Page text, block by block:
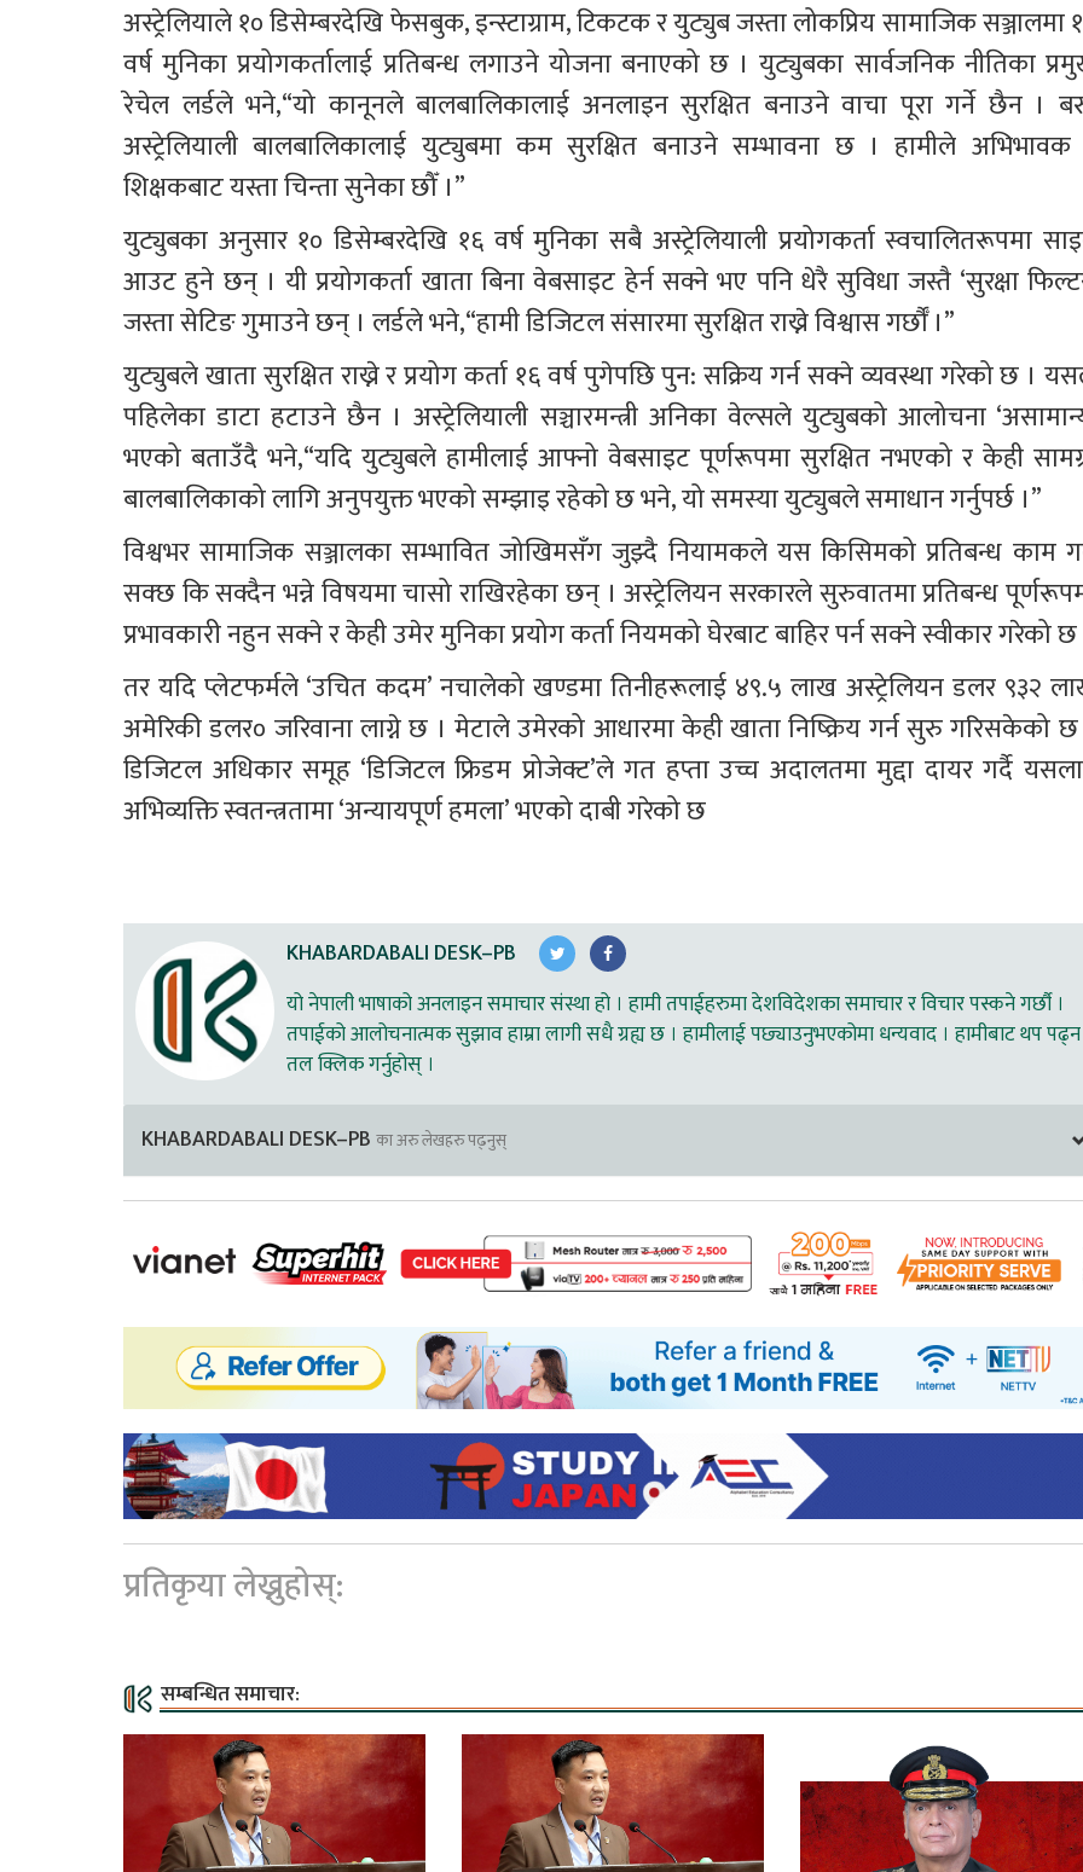
अस्ट्रेलियाले १० डिसेम्बरदेखि फेसबुक, इन्स्टाग्राम, टिकटक र युट्युब जस्ता लोकप्रिय सामाजिक सञ्जालमा
वर्ष मुनिका प्रयोगकर्तालाई प्रतिबन्ध लगाउने योजना बनाएको छ । युट्युबका सार्वजनिक नीतिका
रेचेल लर्डले भने,“यो कानूनले बालबालिकालाई अनलाइन सुरक्षित बनाउने वाचा पूरा गर्ने छैन ।
अस्ट्रेलियाली बालबालिकालाई युट्युबमा कम सुरक्षित बनाउने सम्भावना छ । हामीले
शिक्षकबाट यस्ता चिन्ता सुनेका छौँ ।”
युट्युबका अनुसार १० डिसेम्बरदेखि १६ वर्ष मुनिका सबै अस्ट्रेलियाली प्रयोगकर्ता स्वचालितरूपमा
आउट हुने छन् । यी प्रयोगकर्ता खाता बिना वेबसाइट हेर्न सक्ने भए पनि धेरै सुविधा जस्तै ‘सुरक्षा
जस्ता सेटिङ गुमाउने छन् । लर्डले भने,“हामी डिजिटल संसारमा सुरक्षित राख्ने विश्वास गर्छौँ ।”
युट्युबले खाता सुरक्षित राख्ने र प्रयोग कर्ता १६ वर्ष पुगेपछि पुन: सक्रिय गर्न सक्ने व्यवस्था गरेको छ ।
पहिलेका डाटा हटाउने छैन । अस्ट्रेलियाली सञ्चारमन्त्री अनिका वेल्सले युट्युबको आलोचना
भएको बताउँदै भने,“यदि युट्युबले हामीलाई आफ्नो वेबसाइट पूर्णरूपमा सुरक्षित नभएको र केही
बालबालिकाको लागि अनुपयुक्त भएको सम्झाइ रहेको छ भने, यो समस्या युट्युबले समाधान गर्नुपर्छ ।”
विश्वभर सामाजिक सञ्जालका सम्भावित जोखिमसँग जुझ्दै नियामकले यस किसिमको प्रतिबन्ध काम
सक्छ कि सक्दैन भन्ने विषयमा चासो राखिरहेका छन् । अस्ट्रेलियन सरकारले सुरुवातमा प्रतिबन्ध
प्रभावकारी नहुन सक्ने र केही उमेर मुनिका प्रयोग कर्ता नियमको घेरबाट बाहिर पर्न सक्ने स्वीकार गरेको छ
तर यदि प्लेटफर्मले ‘उचित कदम’ नचालेको खण्डमा तिनीहरूलाई ४९.५ लाख अस्ट्रेलियन डलर ९३२
अमेरिकी डलर० जरिवाना लाग्ने छ । मेटाले उमेरको आधारमा केही खाता निष्क्रिय गर्न सुरु गरिसकेको छ
डिजिटल अधिकार समूह ‘डिजिटल फ्रिडम प्रोजेक्ट’ले गत हप्ता उच्च अदालतमा मुद्दा दायर गर्दै
अभिव्यक्ति स्वतन्त्रतामा ‘अन्यायपूर्ण हमला’ भएको दाबी गरेको छ
KHABARDABALI DESK–PB
यो नेपाली भाषाको अनलाइन समाचार संस्था हो । हामी तपाईहरुमा देशविदेशका समाचार र विचार पस्कने गर्छौ ।
तपाईको आलोचनात्मक सुझाव हाम्रा लागी सधै ग्रह्य छ । हामीलाई पछ्याउनुभएकोमा धन्यवाद । हामीबाट थप पढ्न
तल क्लिक गर्नुहोस् ।
KHABARDABALI DESK–PB का अरु लेखहरु पढ्नुस्
प्रतिकृया लेख्नुहोस्:
सम्बन्धित समाचार: